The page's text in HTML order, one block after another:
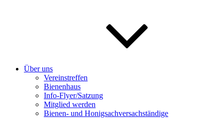
Über uns
Vereinstreffen
Bienenhaus
Info-Flyer/Satzung
Mitglied werden
Bienen- und Honigsachversachständige